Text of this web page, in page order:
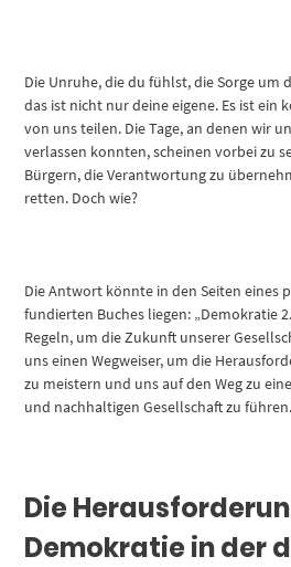
Die Unruhe, die du fühlst, die Sorge um
das ist nicht nur deine eigene. Es ist ein
von uns teilen. Die Tage, an denen wir
verlassen konnten, scheinen vorbei zu
Bürgern, die Verantwortung zu
retten. Doch wie?
Die Antwort könnte in den Seiten eines
fundierten Buches liegen: „Demokratie
Regeln, um die Zukunft unserer
uns einen Wegweiser, um die
zu meistern und uns auf den Weg zu
und nachhaltigen Gesellschaft zu führen.
Die
Demokratie in der